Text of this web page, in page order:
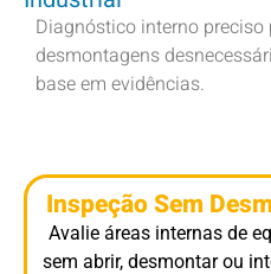
Diagnóstico interno
desmontagens
base em evidências.
Inspeção Sem
Avalie áreas internas de
sem abrir, desmontar ou